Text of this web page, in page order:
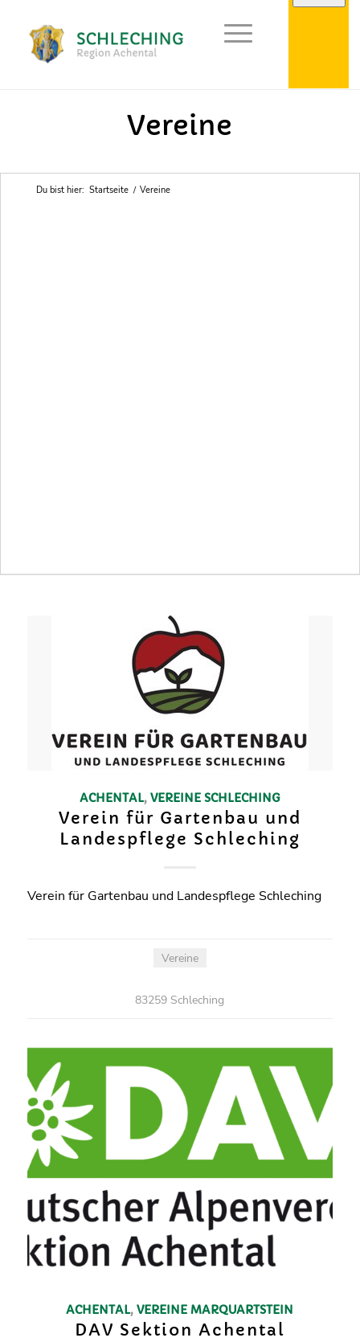
Du bist hier: Startseite / Vereine
Vereine
ACHENTAL,VEREINE SCHLECHING
Verein für Gartenbau und
Landespflege Schleching
Verein für Gartenbau und Landespflege Schleching
Vereine
83259 Schleching
ACHENTAL,VEREINE MARQUARTSTEIN
DAV Sektion Achental